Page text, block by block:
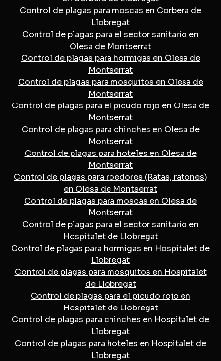
Control de plagas para moscas en Corbera de
Llobregat
Control de plagas para el sector sanitario en
Olesa de Montserrat
Control de plagas para hormigas en Olesa de
Montserrat
Control de plagas para mosquitos en Olesa de
Montserrat
Control de plagas para el picudo rojo en Olesa de
Montserrat
Control de plagas para chinches en Olesa de
Montserrat
Control de plagas para hoteles en Olesa de
Montserrat
Control de plagas para roedores (Ratas, ratones)
en Olesa de Montserrat
Control de plagas para moscas en Olesa de
Montserrat
Control de plagas para el sector sanitario en
Hospitalet de Llobregat
Control de plagas para hormigas en Hospitalet de
Llobregat
Control de plagas para mosquitos en Hospitalet
de Llobregat
Control de plagas para el picudo rojo en
Hospitalet de Llobregat
Control de plagas para chinches en Hospitalet de
Llobregat
Control de plagas para hoteles en Hospitalet de
Llobregat